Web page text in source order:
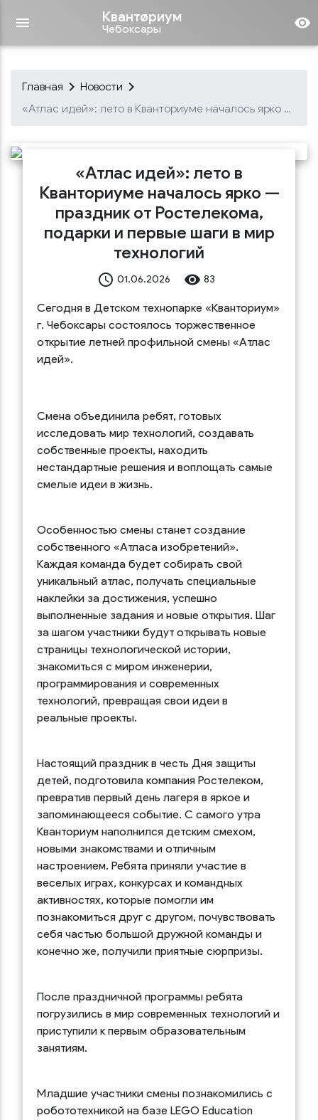
menu Квантøриум
Чебоксары remove_red_eye
Главная keyboard_arrow_right Новости keyboard_arrow_right
«Атлас идей»: лето в Кванториуме началось ярко — праздник от Ростелекома, подарки и первые шаги в мир технологий
«Атлас идей»: лето в
Кванториуме началось ярко —
праздник от Ростелекома,
подарки и первые шаги в мир
технологий
access_time 01.06.2026 remove_red_eye 83
Сегодня в Детском технопарке «Кванториум»
г. Чебоксары состоялось торжественное
открытие летней профильной смены «Атлас
идей».
Смена объединила ребят, готовых
исследовать мир технологий, создавать
собственные проекты, находить
нестандартные решения и воплощать самые
смелые идеи в жизнь.
Особенностью смены станет создание
собственного «Атласа изобретений».
Каждая команда будет собирать свой
уникальный атлас, получать специальные
наклейки за достижения, успешно
выполненные задания и новые открытия. Шаг
за шагом участники будут открывать новые
страницы технологической истории,
знакомиться с миром инженерии,
программирования и современных
технологий, превращая свои идеи в
реальные проекты.
Настоящий праздник в честь Дня защиты
детей, подготовила компания Ростелеком,
превратив первый день лагеря в яркое и
запоминающееся событие. С самого утра
Кванториум наполнился детским смехом,
новыми знакомствами и отличным
настроением. Ребята приняли участие в
веселых играх, конкурсах и командных
активностях, которые помогли им
познакомиться друг с другом, почувствовать
себя частью большой дружной команды и
конечно же, получили приятные сюрпризы.
После праздничной программы ребята
погрузились в мир современных технологий и
приступили к первым образовательным
занятиям.
Младшие участники смены познакомились с
робототехникой на базе LEGO Education